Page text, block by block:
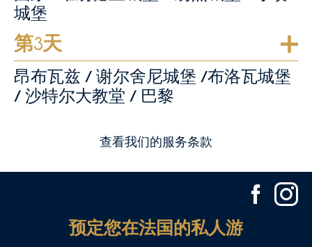
城堡
第3天
昂布瓦兹 / 谢尔舍尼城堡 /布洛瓦城堡
/ 沙特尔大教堂 / 巴黎
查看我们的服务条款
预定您在法国的私人游